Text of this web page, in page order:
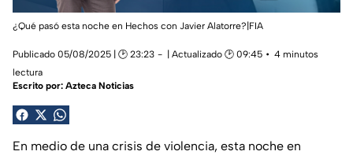
¿Qué pasó esta noche en Hechos con Javier Alatorre?|FIA
Publicado 05/08/2025 | 🕑 23:23 | Actualizado 🕑 09:45
4 minutos
lectura
Escrito por: Azteca Noticias
En medio de una crisis de violencia, esta noche en